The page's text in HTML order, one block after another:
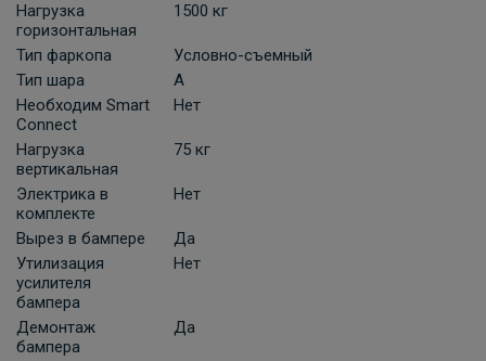
Комплект универсальной электрики
Grand 7-пин
2 210 ₽
В корзину
-13pin
Нагрузка
горизонтальная
1500 кг
Тип фаркопа
Условно-съемный
Тип шара
A
Необходим Smart
Connect
Нет
Нагрузка
вертикальная
75 кг
Электрика в
комплекте
Нет
Вырез в бампере
Да
Утилизация
усилителя
бампера
Нет
Демонтаж
бампера
Да